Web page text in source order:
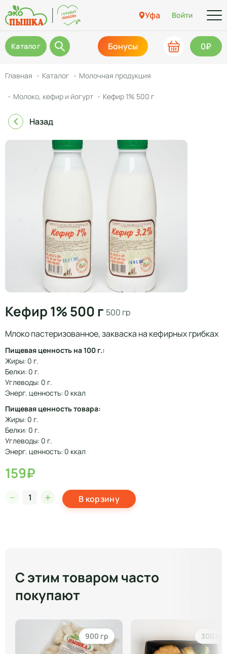
Уфа Войти
Каталог Бонусы 0₽
Главная Каталог Молочная продукция
Молоко, кефир и йогурт Кефир 1% 500 г
Назад
Кефир 1% 500 г 500 гр
Млоко пастеризованное, закваска на кефирных грибках
Пищевая ценность на 100 г.:
Жиры: 0 г.
Белки: 0 г.
Углеводы: 0 г.
Энерг. ценность: 0 ккал
Пищевая ценность товара:
Жиры: 0 г.
Белки: 0 г.
Углеводы: 0 г.
Энерг. ценность: 0 ккал
159₽
В корзину
С этим товаром часто
покупают
900 гр 300 гр